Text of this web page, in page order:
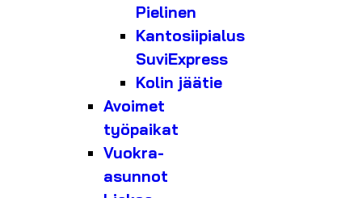
Pielinen
Kantosiipialus
SuviExpress
Kolin jäätie
Avoimet
työpaikat
Vuokra-
asunnot